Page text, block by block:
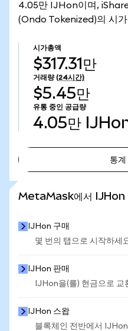
4.05만 IJHon이며,
(Ondo Tokenized)의 시가
시가총액
$317.31만
거래량 (24시간)
$5.45만
유통 중인 공급량
4.05만
통계
MetaMask에서 IJHon
IJHon 구매
몇 번의 탭으로 시작하세
IJHon 판매
IJHon을(를) 현금으로 교
IJHon 스왑
블록체인 전반에서